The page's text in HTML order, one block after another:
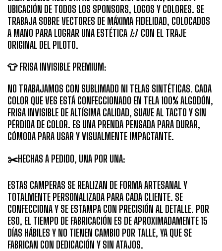
UBICACIÓN DE TODOS LOS SPONSORS, LOGOS Y COLORES. SE
TRABAJA SOBREVECTORES DE MÁXIMA FIDELIDAD, COLOCADOS
A MANO PARA LOGRAR UNA ESTÉTICA 1:1CON EL TRAJE
ORIGINAL DEL PILOTO.
👕 FRISA INVISIBLE PREMIUM:
NO TRABAJAMOS CON SUBLIMADO NI TELAS SINTÉTICAS. CADA
COLOR QUE VES ESTÁ CONFECCIONADO EN TELA 100% ALGODÓN,
FRISA INVISIBLE DE ALTÍSIMA CALIDAD, SUAVE AL TACTO Y SIN
PÉRDIDA DE COLOR. ES UNA PRENDA PENSADA PARA DURAR,
CÓMODA PARA USAR Y VISUALMENTE IMPACTANTE.
✂️HECHAS A PEDIDO, UNA POR UNA:
ESTAS CAMPERAS SE REALIZAN DE FORMA ARTESANAL Y
TOTALMENTE PERSONALIZADA PARA CADA CLIENTE. SE
CONFECCIONA Y SE ESTAMPA CON PRECISIÓN AL DETALLE. POR
ESO, EL TIEMPO DE FABRICACIÓN ES DE APROXIMADAMENTE 15
DÍAS HÁBILES Y NO TIENEN CAMBIO POR TALLE, YA QUE SE
FABRICAN CON DEDICACIÓN Y SIN ATAJOS.